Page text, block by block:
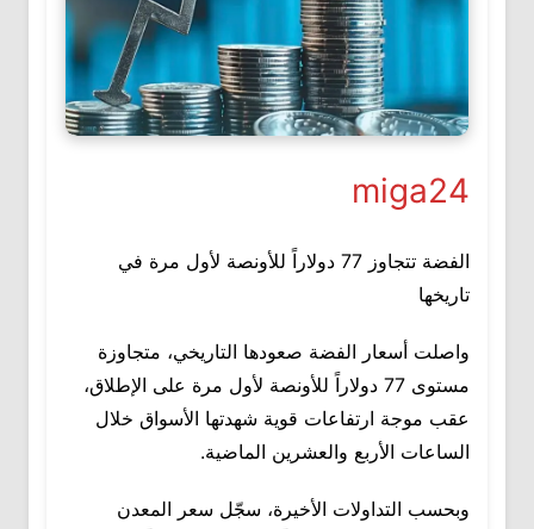
miga24
الفضة تتجاوز 77 دولاراً للأونصة لأول مرة في
تاريخها
واصلت أسعار الفضة صعودها التاريخي، متجاوزة
مستوى 77 دولاراً للأونصة لأول مرة على الإطلاق،
عقب موجة ارتفاعات قوية شهدتها الأسواق خلال
الساعات الأربع والعشرين الماضية.
وبحسب التداولات الأخيرة، سجّل سعر المعدن